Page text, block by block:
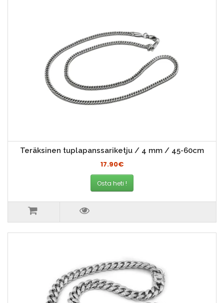
Teräksinen tuplapanssariketju / 4 mm / 45-60cm
17.90€
Osta heti !